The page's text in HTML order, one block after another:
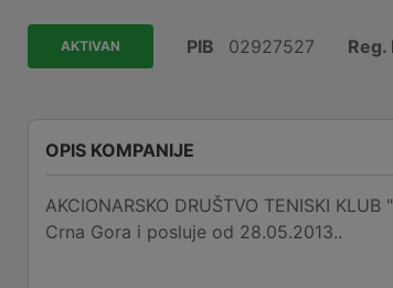
AKTIVAN PIB 02927527 Reg.
OPIS KOMPANIJE
AKCIONARSKO DRUŠTVO TENISKI
Crna Gora i posluje od 28.05.2013..